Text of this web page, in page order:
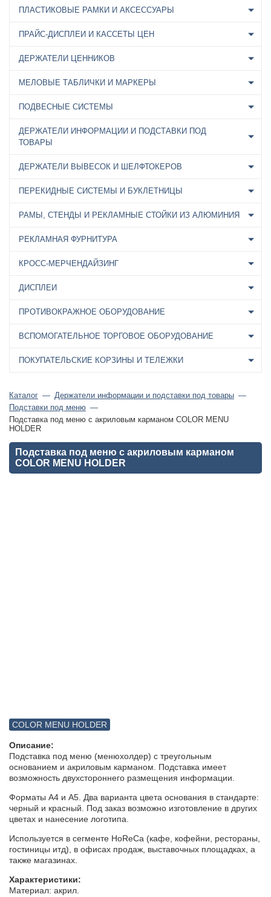
ПЛАСТИКОВЫЕ РАМКИ И АКСЕССУАРЫ
ПРАЙС-ДИСПЛЕИ И КАССЕТЫ ЦЕН
ДЕРЖАТЕЛИ ЦЕННИКОВ
МЕЛОВЫЕ ТАБЛИЧКИ И МАРКЕРЫ
ПОДВЕСНЫЕ СИСТЕМЫ
ДЕРЖАТЕЛИ ИНФОРМАЦИИ И ПОДСТАВКИ ПОД
ТОВАРЫ
ДЕРЖАТЕЛИ ВЫВЕСОК И ШЕЛФТОКЕРОВ
ПЕРЕКИДНЫЕ СИСТЕМЫ И БУКЛЕТНИЦЫ
РАМЫ, СТЕНДЫ И РЕКЛАМНЫЕ СТОЙКИ ИЗ АЛЮМИНИЯ
РЕКЛАМНАЯ ФУРНИТУРА
КРОСС-МЕРЧЕНДАЙЗИНГ
ДИСПЛЕИ
ПРОТИВОКРАЖНОЕ ОБОРУДОВАНИЕ
ВСПОМОГАТЕЛЬНОЕ ТОРГОВОЕ ОБОРУДОВАНИЕ
ПОКУПАТЕЛЬСКИЕ КОРЗИНЫ И ТЕЛЕЖКИ
Каталог
Держатели информации и подставки под товары
Подставки под меню
Подставка под меню с акриловым карманом COLOR MENU
HOLDER
Подставка под меню с акриловым карманом
COLOR MENU HOLDER
COLOR MENU HOLDER
Описание:
Подставка под меню (менюхолдер) с треугольным
основанием и акриловым карманом. Подставка имеет
возможность двухстороннего размещения информации.
Форматы А4 и А5. Два варианта цвета основания в стандарте:
черный и красный. Под заказ возможно изготовление в других
цветах и нанесение логотипа.
Используется в сегменте HoReCa (кафе, кофейни, рестораны,
гостиницы итд), в офисах продаж, выставочных площадках, а
также магазинах.
Характеристики:
Материал: акрил.